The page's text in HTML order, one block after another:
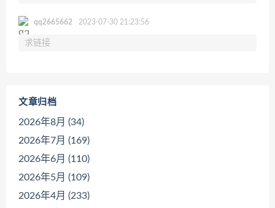
qq2665662 2023-07-30 21:23:56
求链接
文章归档
2026年8月 (34)
2026年7月 (169)
2026年6月 (110)
2026年5月 (109)
2026年4月 (233)